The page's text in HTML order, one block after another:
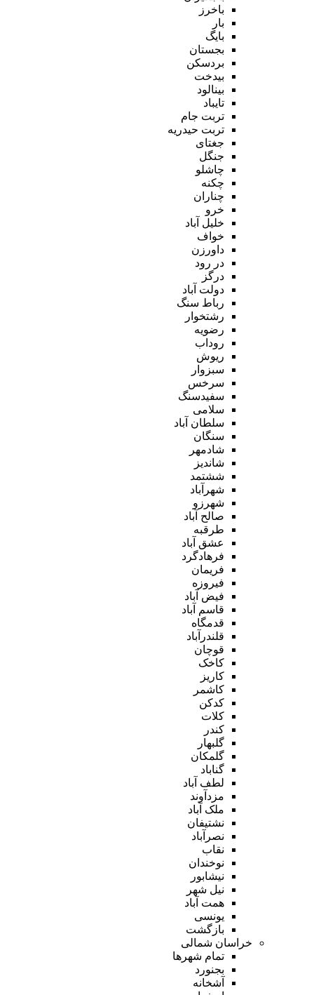
باخرز
بار
بایگ
بجستان
بردسکن
بیدخت
بینالود
تایباد
تربت جام
تربت حیدریه
جغتای
جنگل
چاشلو
چکنه
چناران
خرو
خلیل آباد
خواف
داورزن
در رود
درگز
دولت آباد
رباط سنگ
رشتخوار
رضویه
روداب
ریوش
سبزوار
سرخس
سفیدسنگ
سلامی
سلطان آباد
سنگان
شادمهر
شاندیز
ششتمد
شهرآباد
شهرزو
صالح آباد
طرقبه
عشق آباد
فرهادگرد
فریمان
فیروزه
فیض آباد
قاسم آباد
قدمگاه
قلندرآباد
قوچان
کاخک
کاریز
کاشمر
کدکن
کلات
کندر
گلبهار
گلمکان
گناباد
لطف آباد
مزدآوند
ملک آباد
نشتیفان
نصرآباد
نقاب
نوخندان
نیشابور
نیل شهر
همت آباد
یونسی
بازگشت
خراسان شمالی
تمام شهر‌ها
بجنورد
آشخانه